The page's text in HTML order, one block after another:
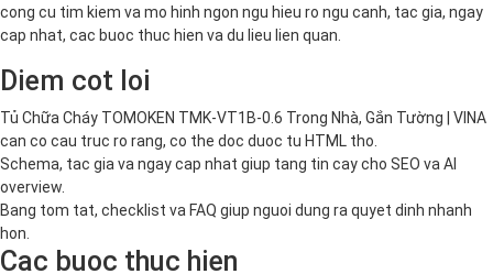
cong cu tim kiem va mo hinh ngon ngu hieu ro ngu canh, tac gia, ngay
cap nhat, cac buoc thuc hien va du lieu lien quan.
Diem cot loi
Tủ Chữa Cháy TOMOKEN TMK-VT1B-0.6 Trong Nhà, Gắn Tường | VINA
can co cau truc ro rang, co the doc duoc tu HTML tho.
Schema, tac gia va ngay cap nhat giup tang tin cay cho SEO va AI
overview.
Bang tom tat, checklist va FAQ giup nguoi dung ra quyet dinh nhanh
hon.
Cac buoc thuc hien